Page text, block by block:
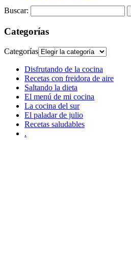
Buscar:
Categorías
Categorías
Disfrutando de la cocina
Recetas con freidora de aire
Saltando la dieta
El menú de mi cocina
La cocina del sur
El paladar de julio
Recetas saludables
.